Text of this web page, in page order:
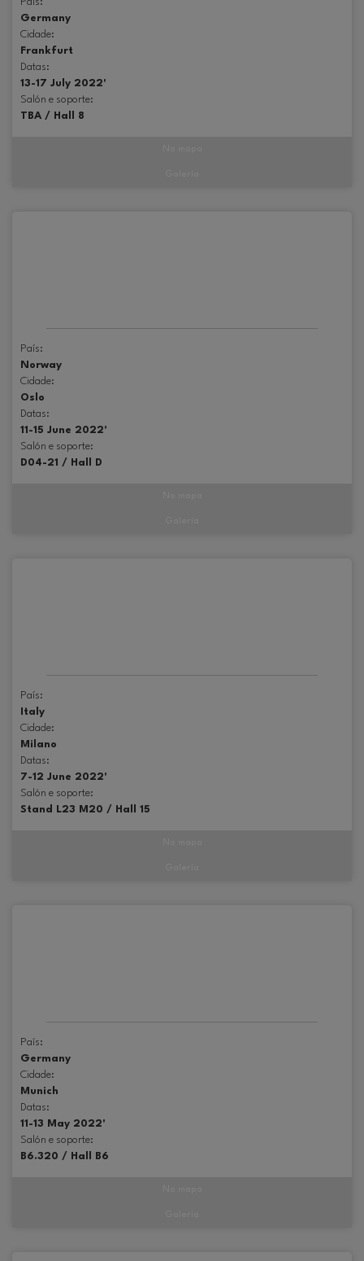
Germany
Cidade:
Frankfurt
Datas:
13-17 July 2022'
Salón e soporte:
TBA / Hall 8
País:
Norway
Cidade:
Oslo
Datas:
11-15 June 2022'
Salón e soporte:
D04-21 / Hall D
País:
Italy
Cidade:
Milano
Datas:
7-12 June 2022'
Salón e soporte:
Stand L23 M20 / Hall 15
País:
Germany
Cidade:
Munich
Datas:
11-13 May 2022'
Salón e soporte:
B6.320 / Hall B6